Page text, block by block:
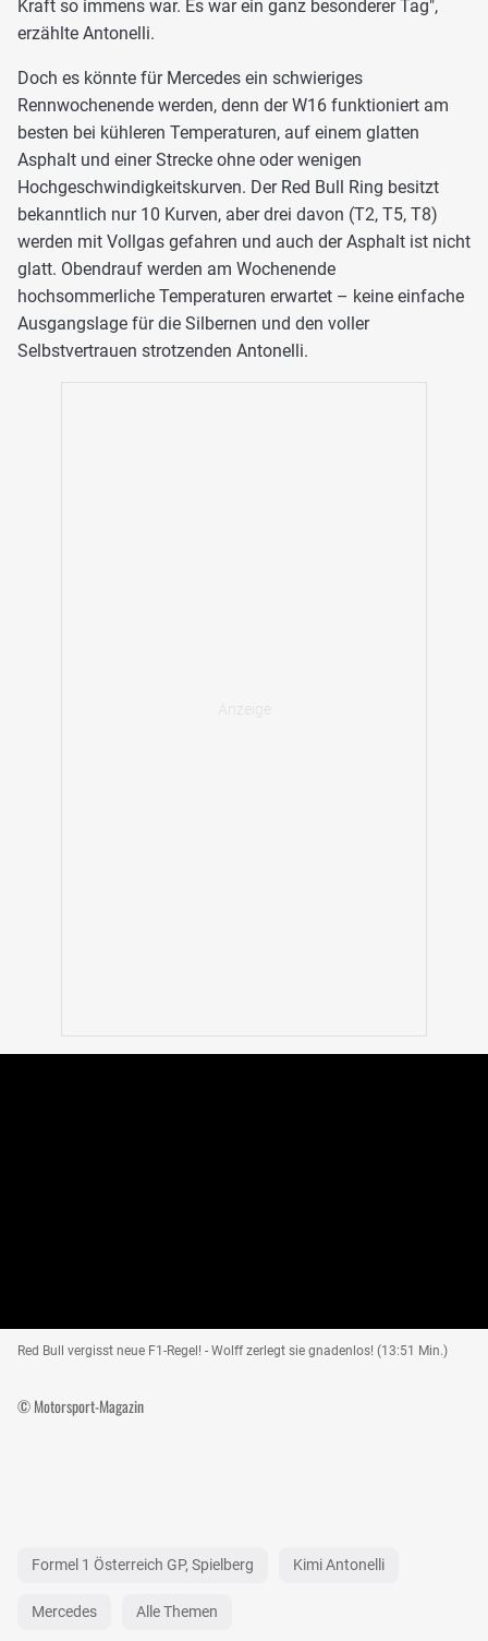
Kraft so immens war. Es war ein ganz besonderer Tag",
erzählte Antonelli.
Doch es könnte für Mercedes ein schwieriges
Rennwochenende werden, denn der W16 funktioniert am
besten bei kühleren Temperaturen, auf einem glatten
Asphalt und einer Strecke ohne oder wenigen
Hochgeschwindigkeitskurven. Der Red Bull Ring besitzt
bekanntlich nur 10 Kurven, aber drei davon (T2, T5, T8)
werden mit Vollgas gefahren und auch der Asphalt ist nicht
glatt. Obendrauf werden am Wochenende
hochsommerliche Temperaturen erwartet – keine einfache
Ausgangslage für die Silbernen und den voller
Selbstvertrauen strotzenden Antonelli.
Red Bull vergisst neue F1-Regel! - Wolff zerlegt sie gnadenlos! (13:51 Min.)
© Motorsport-Magazin
Formel 1 Österreich GP, Spielberg Kimi Antonelli
Mercedes Alle Themen